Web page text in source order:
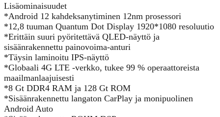
Lisäominaisuudet
*Android 12 kahdeksanytiminen 12nm prosessori
*12,8 tuuman Quantum Dot Display 1920*1080 resoluutio
*Erittäin suuri pyöritettävä QLED-näyttö ja
sisäänrakennettu painovoima-anturi
*Täysin laminoitu IPS-näyttö
*Globaali 4G LTE -verkko, tukee 99 % operaattoreista
maailmanlaajuisesti
*8 Gt DDR4 RAM ja 128 Gt ROM
*Sisäänrakennettu langaton CarPlay ja monipuolinen
Android Auto